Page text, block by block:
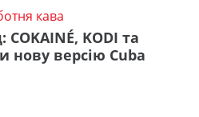
кава
COKAINÉ, KODI та
нову версію Cuba